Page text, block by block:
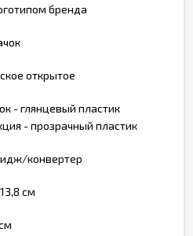
бренда
открытое
- глянцевый пластик
- прозрачный пластик
конвертер
13,8 см